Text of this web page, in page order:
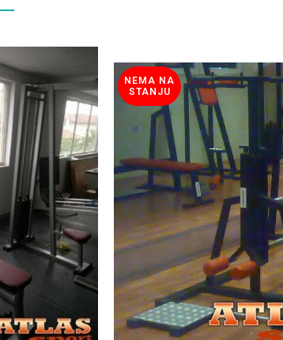
NEMA NA
STANJU